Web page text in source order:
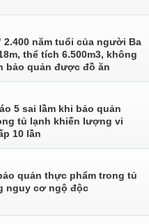
năm tuổi của người Ba
thể tích 6.500m3, không
bảo quản được đồ ăn
5 sai lầm khi bảo quản
tủ lạnh khiến lượng vi
10 lần
quản thực phẩm trong tủ
nguy cơ ngộ độc